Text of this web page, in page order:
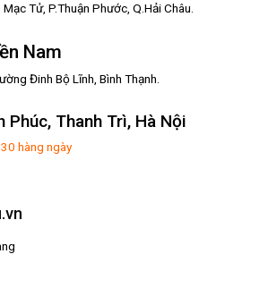
Tử, P.Thuận Phước, Q.Hải Châu.
Nam
Đinh Bộ Lĩnh, Bình Thạnh.
Phúc, Thanh Trì, Hà Nội
hàng ngày